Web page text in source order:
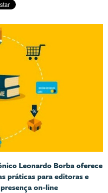
Leonardo Borba oferece
práticas para editoras e
on-line